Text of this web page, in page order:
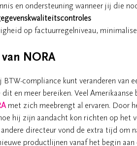
en ondersteuning wanneer jij die
op factuurregelniveau,
NORA
BTW-compliance kunt veranderen van
en meer bereiken. Veel
met zich meebrengt al ervaren. Door
hij zijn aandacht kon richten op het
directeur vond de extra tijd om
productlijnen vanaf het begin